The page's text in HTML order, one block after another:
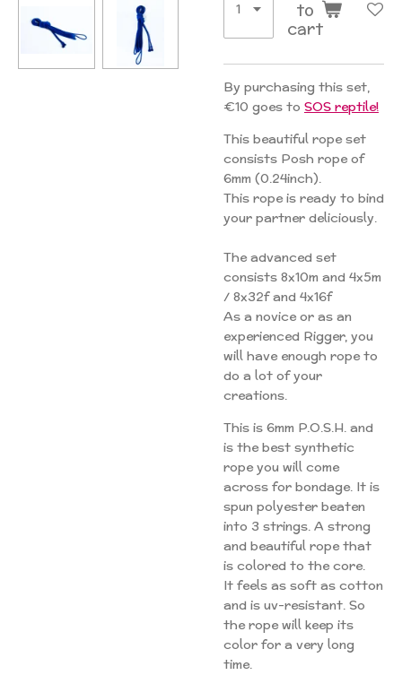
to
cart
By purchasing this set,
€10 goes to SOS reptile!
This beautiful rope set
consists Posh rope of
6mm (0.24inch).
This rope is ready to bind
your partner deliciously.
The advanced set
consists 8x10m and 4x5m
/ 8x32f and 4x16f
As a novice or as an
experienced Rigger, you
will have enough rope to
do a lot of your
creations.
This is 6mm P.O.S.H. and
is the best synthetic
rope you will come
across for bondage. It is
spun polyester beaten
into 3 strings. A strong
and beautiful rope that
is colored to the core.
It feels as soft as cotton
and is uv-resistant. So
the rope will keep its
color for a very long
time.